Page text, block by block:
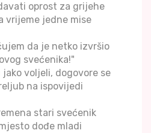
oprost za grijehe
vrijeme jedne mise
da je netko izvršio
svećenika!"
jako voljeli, dogovore se
na ispovijedi
stari svećenik
dođe mladi